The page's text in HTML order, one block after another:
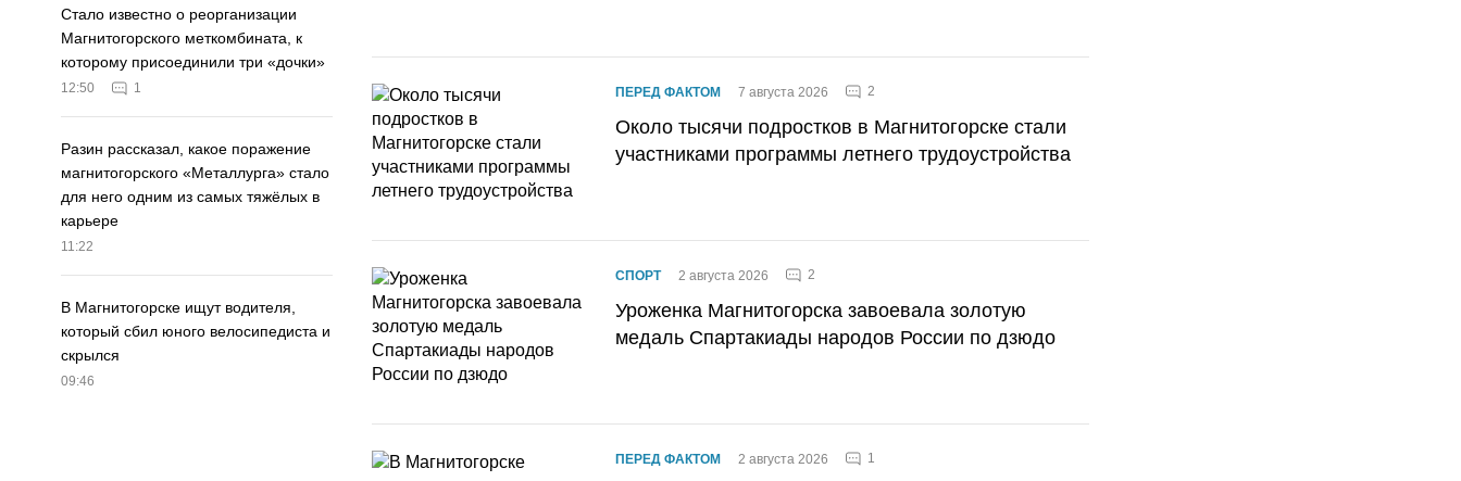
Стало известно о реорганизации
Магнитогорского меткомбината, к
которому присоединили три «дочки»
12:50 1
Разин рассказал, какое поражение
магнитогорского «Металлурга» стало
для него одним из самых тяжёлых в
карьере
11:22
В Магнитогорске ищут водителя,
который сбил юного велосипедиста и
скрылся
09:46
ПЕРЕД ФАКТОМ 7 августа 2026 2
Около тысячи подростков в Магнитогорске стали
участниками программы летнего трудоустройства
СПОРТ 2 августа 2026 2
Уроженка Магнитогорска завоевала золотую
медаль Спартакиады народов России по дзюдо
ПЕРЕД ФАКТОМ 2 августа 2026 1